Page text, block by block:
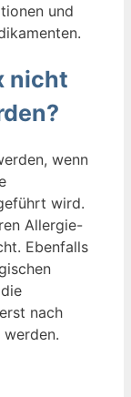
und
nicht
wenn
wird.
Allergie-
Ebenfalls
nach